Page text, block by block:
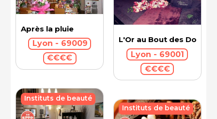
Après la pluie
Lyon - 69009
€€€€
L'Or au Bout des Doigts
Lyon - 69001
€€€€
Instituts de beauté
Instituts de beauté